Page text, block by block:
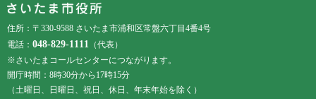
住所：〒330-9588 さいたま市浦和区常盤六丁目4番4号
電話： 048-829-1111 （代表）
※さいたまコールセンターにつながります。
開庁時間：8時30分から17時15分
（土曜日、日曜日、祝日、休日、年末年始を除く）